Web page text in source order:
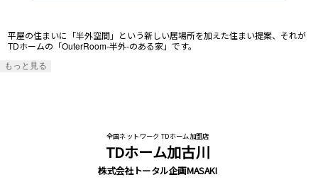
平屋の住まいに「半外空間」という新しい居場所を加えた住まい提案、それが
TDホームの「OuterRoom-半外-のある家」です。
もっと見る
全国ネットワーク TDホーム加盟店
TDホーム加古川
株式会社トータル企画MASAKI